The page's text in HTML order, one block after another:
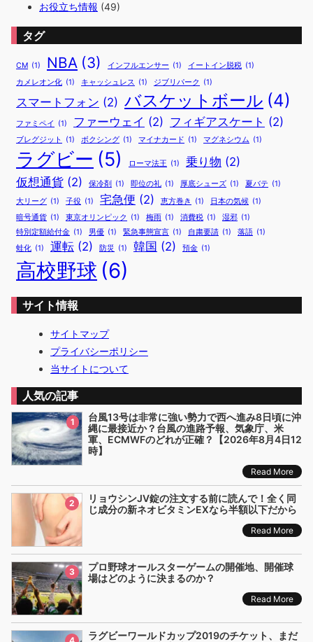
お役立ち情報 (49)
タグ
CM (1) NBA (3) インフルエンサー (1) イートイン脱税 (1)
カメレオン化 (1) キャッシュレス (1) ジブリパーク (1)
スマートフォン (2) バスケットボール (4)
ファミペイ (1) ファーウェイ (2) フィギアスケート (2)
ブレグジット (1) ボクシング (1) マイナカード (1) マグネシウム (1)
ラグビー (5) ローマ法王 (1) 乗り物 (2)
仮想通貨 (2) 保冷剤 (1) 即位の礼 (1) 厚底シューズ (1) 夏バテ (1)
大リーグ (1) 子役 (1) 宅急便 (2) 恵方巻き (1) 日本の気候 (1)
暗号通貨 (1) 東京オリンピック (1) 梅雨 (1) 消費税 (1) 湿邪 (1)
特別定額給付金 (1) 男優 (1) 緊急事態宣言 (1) 自粛要請 (1) 落語 (1)
蛙化 (1) 運転 (2) 防災 (1) 韓国 (2) 預金 (1)
高校野球 (6)
サイト情報
サイトマップ
プライバシーポリシー
当サイトについて
人気の記事
1
台風13号は非常に強い勢力で西へ進み8日頃に沖
縄に最接近か？台風の進路予報、気象庁、米
軍、ECMWFのどれが正確？【2026年8月4日12
時】
Read More
2
リョウシンJV錠の注文する前に読んで！全く同
じ成分の新ネオビタミンEXなら半額以下だから
Read More
3
プロ野球オールスターゲームの開催地、開催球
場はどのように決まるのか？
Read More
ラグビーワールドカップ2019のチケット、まだ